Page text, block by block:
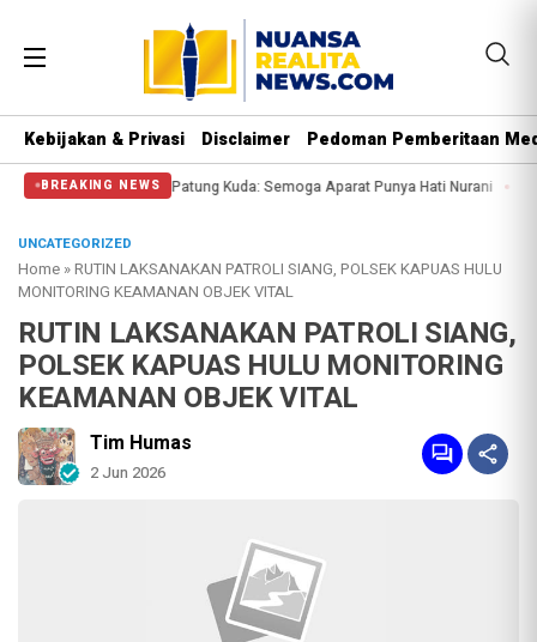
Kebijakan & Privasi Disclaimer Pedoman Pemberitaan
BREAKING NEWS
Massa di Patung Kuda: Semoga Aparat Punya Hati Nurani Massa Reuni
UNCATEGORIZED
Home »RUTIN LAKSANAKAN PATROLI SIANG, POLSEK KAPUAS HULU
MONITORING KEAMANAN OBJEK VITAL
RUTIN LAKSANAKAN PATROLI SIANG,
POLSEK KAPUAS HULU MONITORING
KEAMANAN OBJEK VITAL
Tim Humas
2 Jun 2026